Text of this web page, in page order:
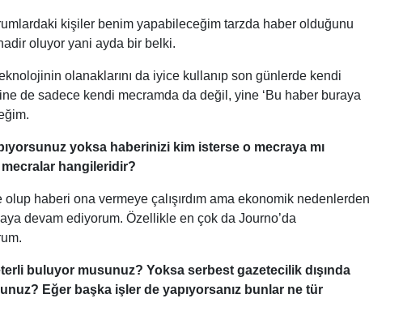
kişiler benim yapabileceğim tarzda haber olduğunu
oluyor yani ayda bir belki.
olanaklarını da iyice kullanıp son günlerde kendi
de sadece kendi mecramda da değil, yine ‘Bu haber buraya
yoksa haberinizi kim isterse o mecraya mı
mecralar hangileridir?
haberi ona vermeye çalışırdım ama ekonomik nedenlerden
devam ediyorum. Özellikle en çok da Journo’da
buluyor musunuz? Yoksa serbest gazetecilik dışında
Eğer başka işler de yapıyorsanız bunlar ne tür